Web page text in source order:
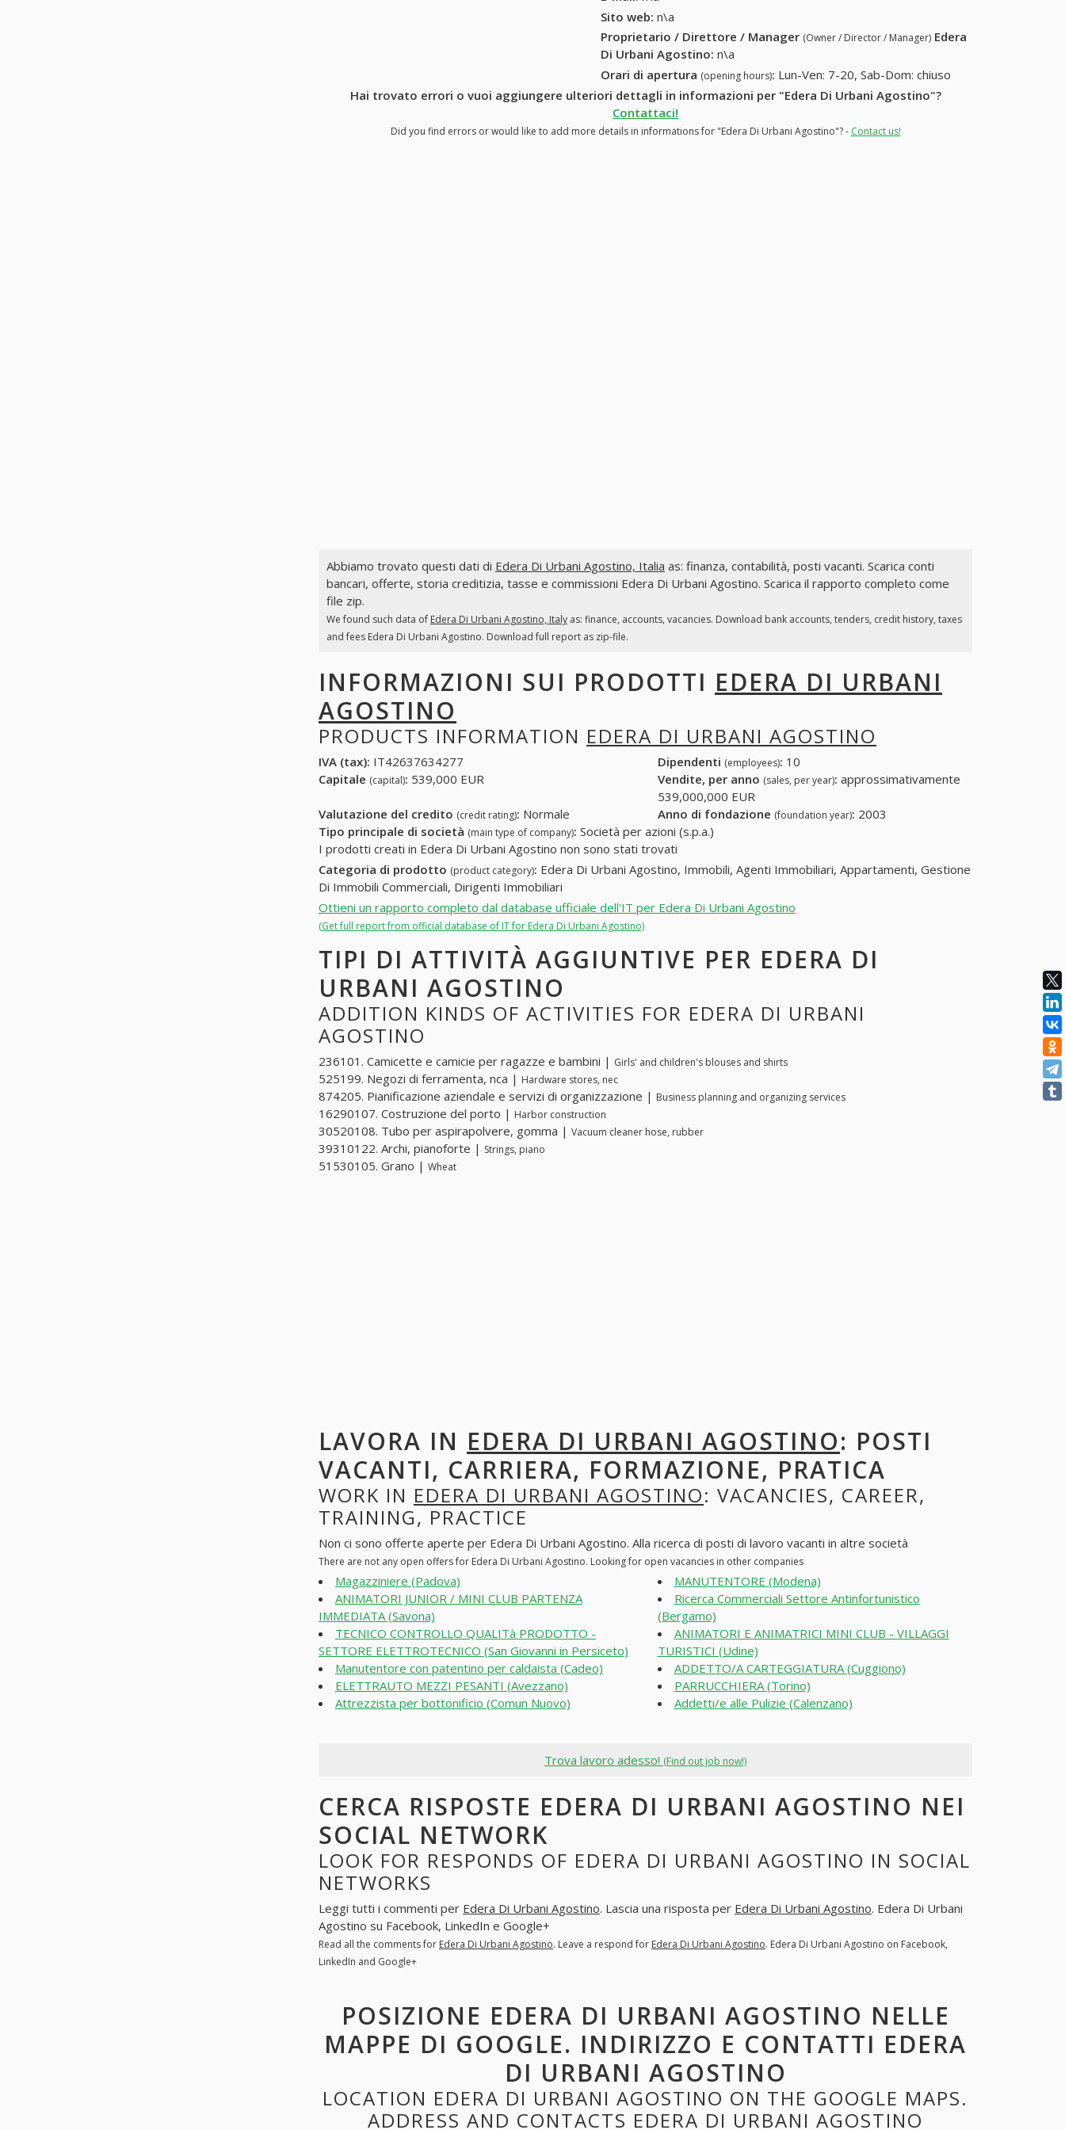
Sito web: n\a
Proprietario / Direttore / Manager (Owner / Director / Manager) Edera
Di Urbani Agostino: n\a
Orari di apertura (opening hours): Lun-Ven: 7-20, Sab-Dom: chiuso
Hai trovato errori o vuoi aggiungere ulteriori dettagli in informazioni per "Edera Di Urbani Agostino"?
Contattaci!
Did you find errors or would like to add more details in informations for "Edera Di Urbani Agostino"? - Contact us!
Abbiamo trovato questi dati di Edera Di Urbani Agostino, Italia as: finanza, contabilità, posti vacanti. Scarica conti
bancari, offerte, storia creditizia, tasse e commissioni Edera Di Urbani Agostino. Scarica il rapporto completo come
file zip.
We found such data of Edera Di Urbani Agostino, Italyas: finance, accounts, vacancies. Download bank accounts, tenders, credit history, taxes
and fees Edera Di Urbani Agostino. Download full report as zip-file.
INFORMAZIONI SUI PRODOTTI EDERA DI URBANI
AGOSTINO
PRODUCTS INFORMATION EDERA DI URBANI AGOSTINO
IVA (tax): IT42637634277 Dipendenti (employees): 10
Capitale (capital): 539,000 EUR Vendite, per anno (sales, per year): approssimativamente
539,000,000 EUR
Valutazione del credito (credit rating): Normale Anno di fondazione (foundation year): 2003
Tipo principale di società (main type of company): Società per azioni (s.p.a.)
I prodotti creati in Edera Di Urbani Agostino non sono stati trovati
Categoria di prodotto (product category): Edera Di Urbani Agostino, Immobili, Agenti Immobiliari, Appartamenti, Gestione
Di Immobili Commerciali, Dirigenti Immobiliari
Ottieni un rapporto completo dal database ufficiale dell'IT per Edera Di Urbani Agostino
(Get full report from official database of IT for Edera Di Urbani Agostino)
TIPI DI ATTIVITÀ AGGIUNTIVE PER EDERA DI
URBANI AGOSTINO
ADDITION KINDS OF ACTIVITIES FOR EDERA DI URBANI
AGOSTINO
236101. Camicette e camicie per ragazze e bambini | Girls' and children's blouses and shirts
525199. Negozi di ferramenta, nca | Hardware stores, nec
874205. Pianificazione aziendale e servizi di organizzazione | Business planning and organizing services
16290107. Costruzione del porto | Harbor construction
30520108. Tubo per aspirapolvere, gomma | Vacuum cleaner hose, rubber
39310122. Archi, pianoforte | Strings, piano
51530105. Grano | Wheat
LAVORA IN EDERA DI URBANI AGOSTINO: POSTI
VACANTI, CARRIERA, FORMAZIONE, PRATICA
WORK IN EDERA DI URBANI AGOSTINO: VACANCIES, CAREER,
TRAINING, PRACTICE
Non ci sono offerte aperte per Edera Di Urbani Agostino. Alla ricerca di posti di lavoro vacanti in altre società
There are not any open offers for Edera Di Urbani Agostino. Looking for open vacancies in other companies
Magazziniere (Padova)
ANIMATORI JUNIOR / MINI CLUB PARTENZA
IMMEDIATA (Savona)
TECNICO CONTROLLO QUALITà PRODOTTO -
SETTORE ELETTROTECNICO (San Giovanni in Persiceto)
Manutentore con patentino per caldaista (Cadeo)
ELETTRAUTO MEZZI PESANTI (Avezzano)
Attrezzista per bottonificio (Comun Nuovo)
MANUTENTORE (Modena)
Ricerca Commerciali Settore Antinfortunistico
(Bergamo)
ANIMATORI E ANIMATRICI MINI CLUB - VILLAGGI
TURISTICI (Udine)
ADDETTO/A CARTEGGIATURA (Cuggiono)
PARRUCCHIERA (Torino)
Addetti/e alle Pulizie (Calenzano)
Trova lavoro adesso! (Find out job now!)
CERCA RISPOSTE EDERA DI URBANI AGOSTINO NEI
SOCIAL NETWORK
LOOK FOR RESPONDS OF EDERA DI URBANI AGOSTINO IN SOCIAL
NETWORKS
Leggi tutti i commenti per Edera Di Urbani Agostino. Lascia una risposta per Edera Di Urbani Agostino. Edera Di Urbani
Agostino su Facebook, LinkedIn e Google+
Read all the comments for Edera Di Urbani Agostino. Leave a respond for Edera Di Urbani Agostino. Edera Di Urbani Agostino on Facebook,
LinkedIn and Google+
POSIZIONE EDERA DI URBANI AGOSTINO NELLE
MAPPE DI GOOGLE. INDIRIZZO E CONTATTI EDERA
DI URBANI AGOSTINO
LOCATION EDERA DI URBANI AGOSTINO ON THE GOOGLE MAPS.
ADDRESS AND CONTACTS EDERA DI URBANI AGOSTINO